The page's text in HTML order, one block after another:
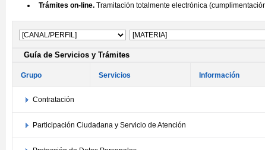
Trámites on-line. Tramitación totalmente electrónica
Guía de Servicios y Trámites
Grupo Servicios Información
Contratación
Participación Ciudadana y Servicio de Atención